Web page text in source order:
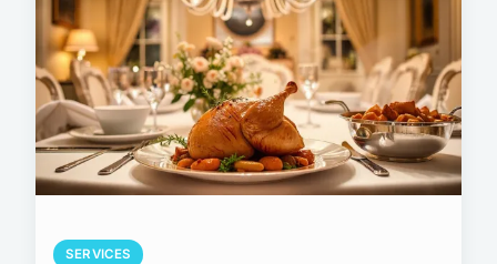
SERVICES